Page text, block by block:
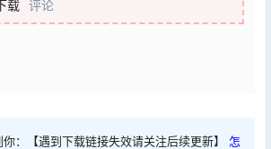
载 评论
：【遇到下载链接失效请关注后续更新】 怎